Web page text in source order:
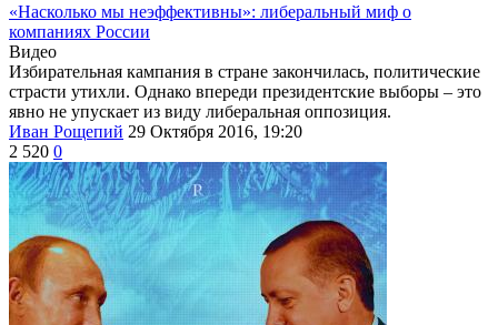
«Насколько мы неэффективны»: либеральный миф о
компаниях России
Видео
Избирательная кампания в стране закончилась, политические
страсти утихли. Однако впереди президентские выборы – это
явно не упускает из виду либеральная оппозиция.
Иван Рощепий 29 Октября 2016, 19:20
2 520 0